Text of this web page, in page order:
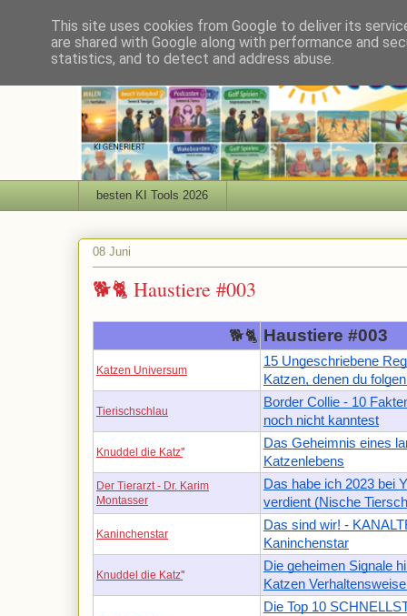
besten KI Tools 2026
08 Juni
🐕🐈 Haustiere #003
🐕🐈 Haustiere #003
Katzen Universum
15 Ungeschriebene
Katzen, denen du
Tierischschlau
Border Collie - 10
noch nicht kanntest
Knuddel die Katz''
Das Geheimnis eines
Katzenlebens
Der Tierarzt - Dr. Karim
Montasser
Das habe ich 2023 bei
verdient (Nische
Kaninchenstar
Das sind wir! -
Kaninchenstar
Knuddel die Katz''
Die geheimen Signale
Katzen
Die Top 10
This site uses cookies from Google to deliver its
are shared with Google along with performance and
statistics, and to detect and address abuse.